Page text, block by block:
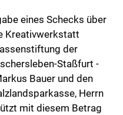
eines Schecks über
Kreativwerkstatt
der
Staßfurt -
Bauer und den
Herrn
mit diesem Betrag